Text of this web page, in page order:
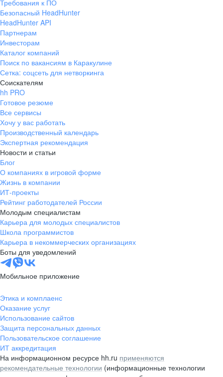
Требования к ПО
Безопасный HeadHunter
HeadHunter API
Партнерам
Инвесторам
Каталог компаний
Поиск по вакансиям в Каракулине
Сетка: соцсеть для нетворкинга
Соискателям
hh PRO
Готовое резюме
Все сервисы
Хочу у вас работать
Производственный календарь
Экспертная рекомендация
Новости и статьи
Блог
О компаниях в игровой форме
Жизнь в компании
ИТ-проекты
Рейтинг работодателей России
Молодым специалистам
Карьера для молодых специалистов
Школа программистов
Карьера в некоммерческих организациях
Боты для уведомлений
Мобильное приложение
Этика и комплаенс
Оказание услуг
Использование сайтов
Защита персональных данных
Пользовательское соглашение
ИТ аккредитация
На информационном ресурсе hh.ru применяются
рекомендательные технологии (информационные технологии